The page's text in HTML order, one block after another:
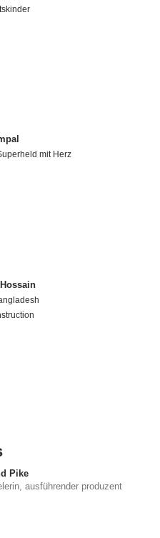
mit Herz
Pike
ausführender produzent